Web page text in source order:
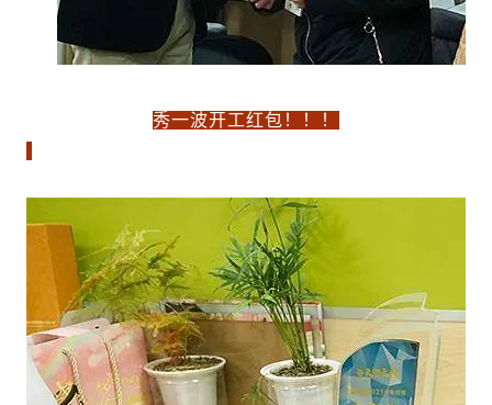
秀一波开工红包！！！